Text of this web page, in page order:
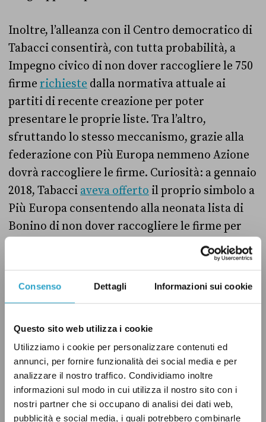
Consenso Dettagli Informazioni sui cookie
Questo sito web utilizza i cookie
Utilizziamo i cookie per personalizzare contenuti ed
annunci, per fornire funzionalità dei social media e per
analizzare il nostro traffico. Condividiamo inoltre
informazioni sul modo in cui utilizza il nostro sito con i
nostri partner che si occupano di analisi dei dati web,
pubblicità e social media, i quali potrebbero combinarle
Inoltre, l’alleanza con il Centro democratico di
Tabacci consentirà, con tutta probabilità, a
Impegno civico di non dover raccogliere le 750
firme richieste dalla normativa attuale ai
partiti di recente creazione per poter
presentare le proprie liste. Tra l’altro,
sfruttando lo stesso meccanismo, grazie alla
federazione con Più Europa nemmeno Azione
dovrà raccogliere le firme. Curiosità: a gennaio
2018, Tabacci aveva offerto il proprio simbolo a
Più Europa consentendo alla neonata lista di
Bonino di non dover raccogliere le firme per
presentarsi alle elezioni politiche che si
collocherà nel «fronte riformista», ossia quello
del centrosinistra guidato dal Pd, che dovrà
presentarsi «unito» alle elezioni politiche del
25 settembre. In queste ultime settimane, Di
Maio ha incontrato non a caso diversi